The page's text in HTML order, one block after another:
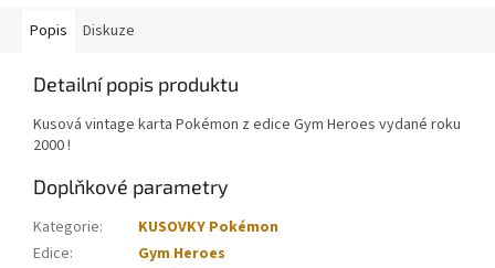
Popis Diskuze
Detailní popis produktu
Kusová vintage karta Pokémon z edice Gym Heroes vydané roku
2000 !
Doplňkové parametry
Kategorie:
KUSOVKY Pokémon
Edice:
Gym Heroes